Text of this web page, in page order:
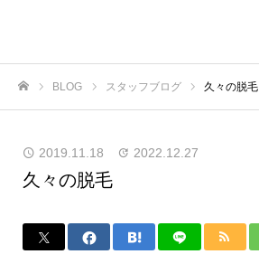
BLOG スタッフブログ 久々の脱毛
2019.11.18 2022.12.27
久々の脱毛